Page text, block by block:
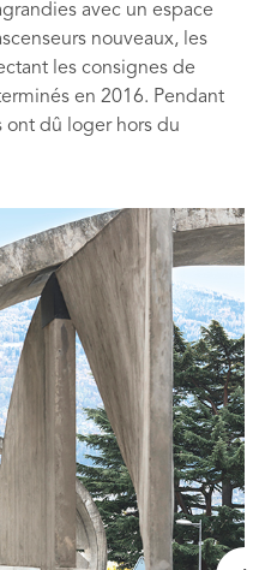
avec un espace
nouveaux, les
les consignes de
en 2016. Pendant
ont dû loger hors du